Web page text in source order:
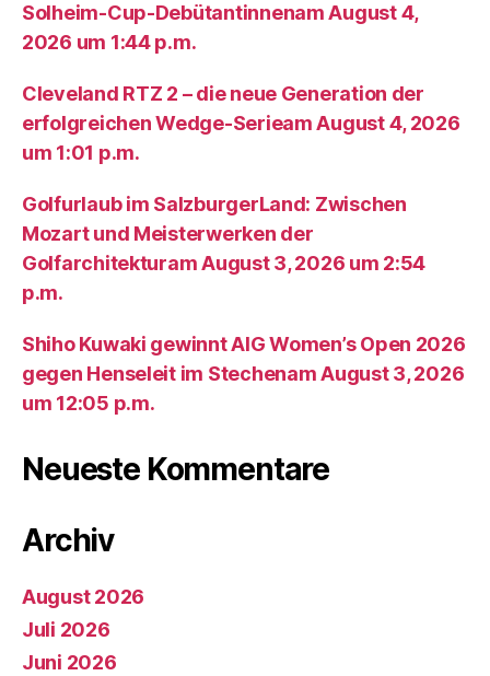
Solheim-Cup-Debütantinnenam August 4,
2026 um 1:44 p.m.
Cleveland RTZ 2 – die neue Generation der
erfolgreichen Wedge-Serieam August 4, 2026
um 1:01 p.m.
Golfurlaub im SalzburgerLand: Zwischen
Mozart und Meisterwerken der
Golfarchitekturam August 3, 2026 um 2:54
p.m.
Shiho Kuwaki gewinnt AIG Women’s Open 2026
gegen Henseleit im Stechenam August 3, 2026
um 12:05 p.m.
Neueste Kommentare
Archiv
August 2026
Juli 2026
Juni 2026